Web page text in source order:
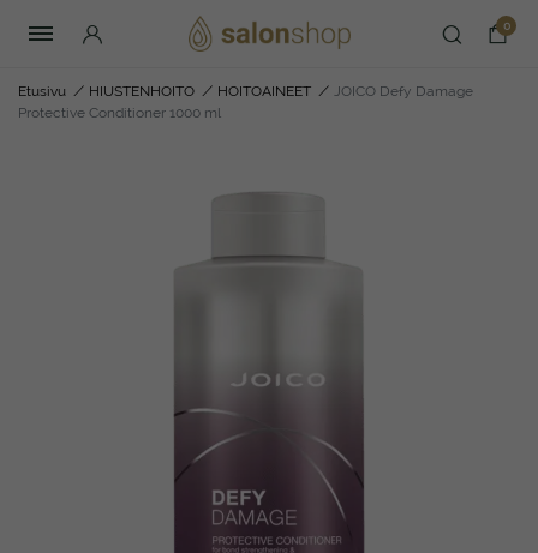
0
Etusivu / HIUSTENHOITO / HOITOAINEET / JOICO Defy Damage
Protective Conditioner 1000 ml